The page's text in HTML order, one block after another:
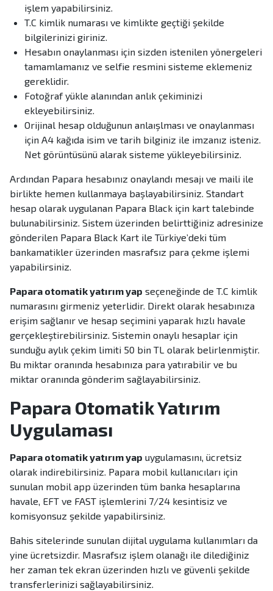
işlem yapabilirsiniz.
T.C kimlik numarası ve kimlikte geçtiği şekilde
bilgilerinizi giriniz.
Hesabın onaylanması için sizden istenilen yönergeleri
tamamlamanız ve selfie resmini sisteme eklemeniz
gereklidir.
Fotoğraf yükle alanından anlık çekiminizi
ekleyebilirsiniz.
Orijinal hesap olduğunun anlaışlması ve onaylanması
için A4 kağıda isim ve tarih bilginiz ile imzanız isteniz.
Net görüntüsünü alarak sisteme yükleyebilirsiniz.
Ardından Papara hesabınız onaylandı mesajı ve maili ile
birlikte hemen kullanmaya başlayabilirsiniz. Standart
hesap olarak uygulanan Papara Black için kart talebinde
bulunabilirsiniz. Sistem üzerinden belirttiğiniz adresinize
gönderilen Papara Black Kart ile Türkiye’deki tüm
bankamatikler üzerinden masrafsız para çekme işlemi
yapabilirsiniz.
Papara otomatik yatırım yap seçeneğinde de T.C kimlik
numarasını girmeniz yeterlidir. Direkt olarak hesabınıza
erişim sağlanır ve hesap seçimini yaparak hızlı havale
gerçekleştirebilirsiniz. Sistemin onaylı hesaplar için
sunduğu aylık çekim limiti 50 bin TL olarak belirlenmiştir.
Bu miktar oranında hesabınıza para yatırabilir ve bu
miktar oranında gönderim sağlayabilirsiniz.
Papara Otomatik Yatırım
Uygulaması
Papara otomatik yatırım yap uygulamasını, ücretsiz
olarak indirebilirsiniz. Papara mobil kullanıcıları için
sunulan mobil app üzerinden tüm banka hesaplarına
havale, EFT ve FAST işlemlerini 7/24 kesintisiz ve
komisyonsuz şekilde yapabilirsiniz.
Bahis sitelerinde sunulan dijital uygulama kullanımları da
yine ücretsizdir. Masrafsız işlem olanağı ile dilediğiniz
her zaman tek ekran üzerinden hızlı ve güvenli şekilde
transferlerinizi sağlayabilirsiniz.